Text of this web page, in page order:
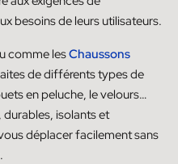
besoins de leurs utilisateurs.
comme lesChaussons
de différents types de
en peluche, le velours…
isolants et
déplacer facilement sans